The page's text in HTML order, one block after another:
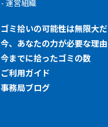
運営組織
ゴミ拾いの可能性は無限大だ
今、あなたの力が必要な理由
今までに拾ったゴミの数
ご利用ガイド
事務局ブログ